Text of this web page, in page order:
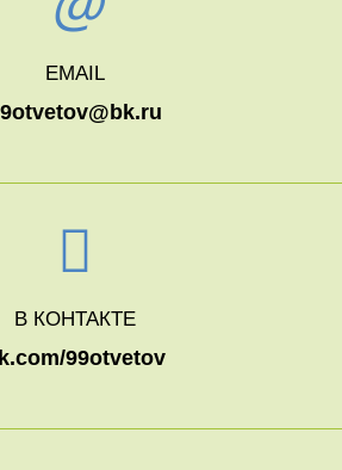
EMAIL
В КОНТАКТЕ
99otvetov